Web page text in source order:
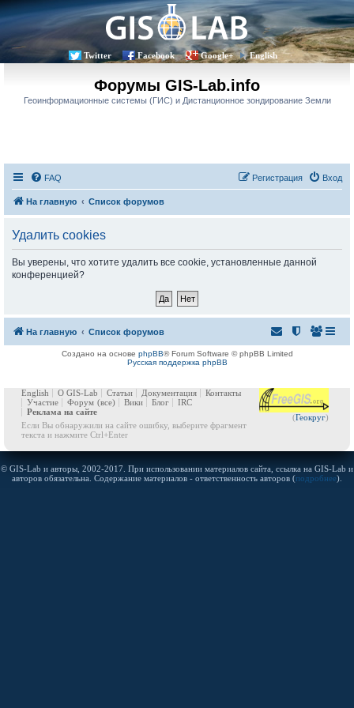
Twitter Facebook Google+ English
Форумы GIS-Lab.info
Геоинформационные системы (ГИС) и Дистанционное зондирование Земли
FAQ Вход
Регистрация
На главную Список форумов
Удалить cookies
Вы уверены, что хотите удалить все cookie, установленные данной
конференцией?
На главную Список форумов
Создано на основе phpBB® Forum Software © phpBB Limited
Русская поддержка phpBB
(Геокруг)
English О GIS-Lab Статьи Документация
Контакты
Участие
Форум (все) Вики Блог
IRC
Реклама на сайте
Если Вы обнаружили на сайте ошибку, выберите фрагмент
текста и нажмите Ctrl+Enter
© GIS-Lab и авторы, 2002-2017. При использовании материалов сайта, ссылка на GIS-Lab и
авторов обязательна. Содержание материалов - ответственность авторов (подробнее).